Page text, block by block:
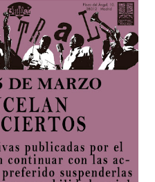
costear una mínima parte del
de octubre. La duda
web oficial del festival. Nada.
Si tenemos una intuición,
de ese músico que nos da
así, sabremos la fecha.
empiece el ...